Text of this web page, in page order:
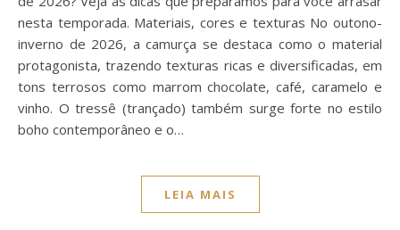
nesta temporada. Materiais, cores e texturas No outono-
inverno de 2026, a camurça se destaca como o material
protagonista, trazendo texturas ricas e diversificadas, em
tons terrosos como marrom chocolate, café, caramelo e
vinho. O tressê (trançado) também surge forte no estilo
boho contemporâneo e o…
LEIA MAIS